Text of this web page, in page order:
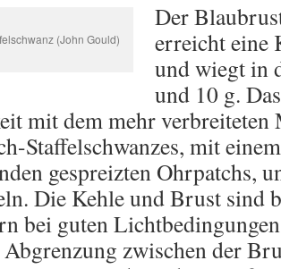
(John Gould)
Der
erreicht eine
und wiegt in
und 10 g.
mit dem mehr verbreiteten
Staffelschwanzes, mit
gespreizten Ohrpatchs,
Die Kehle und Brust sind
bei guten
zwischen der